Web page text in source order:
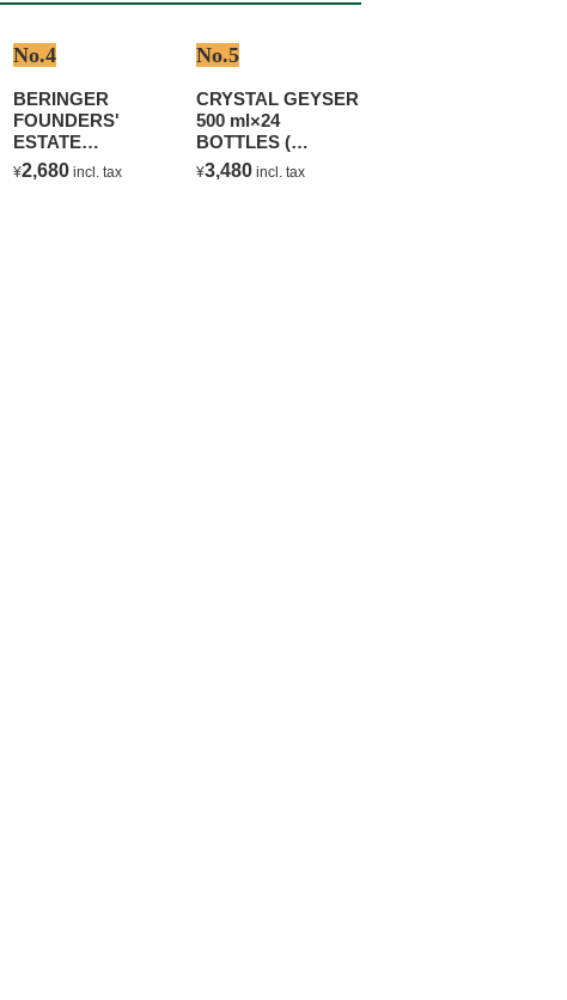
No.4
BERINGER
FOUNDERS'
ESTATE
CHARDONNAY
¥2,680 incl. tax
No.5
CRYSTAL GEYSER
500 ml×24
BOTTLES (
NATURAL
MINERAL WATER )
¥3,480 incl. tax